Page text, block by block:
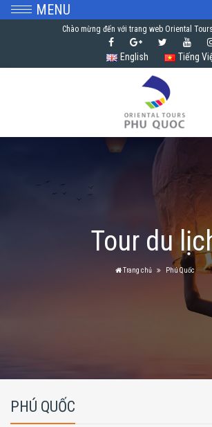
Chào mừng đến với trang web Oriental
English Tiếng
Tour du
Trang chủ Phú Quốc
PHÚ QUỐC
MENU